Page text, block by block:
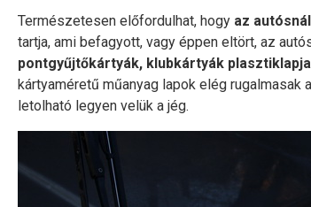
Természetesen előfordulhat, hogy az
tartja, ami befagyott, vagy éppen eltört, az
pontgyűjtőkártyák, klubkártyák
kártyaméretű műanyag lapok elég
letolható legyen velük a jég.